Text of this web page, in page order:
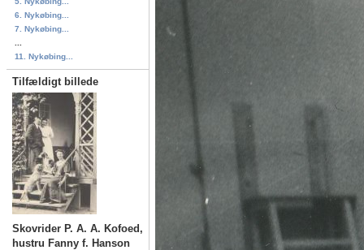
6. Nykøbing...
7. Nykøbing...
11. Nykøbing...
Tilfældigt billede
Skovrider P. A. A. Kofoed,
hustru Fanny f. Hanson